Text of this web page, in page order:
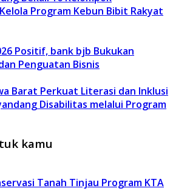
Program Kebun Bibit Rakyat
Positif, bank bjb Bukukan
Penguatan Bisnis
Barat Perkuat Literasi dan Inklusi
Disabilitas melalui Program
kamu
Tanah Tinjau Program KTA